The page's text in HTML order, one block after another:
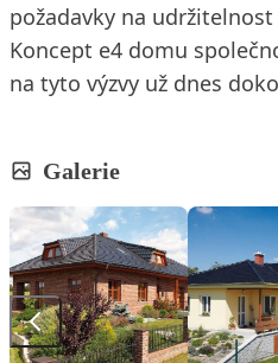
požadavky na
Koncept e4 domu
na tyto výzvy už dnes
Galerie